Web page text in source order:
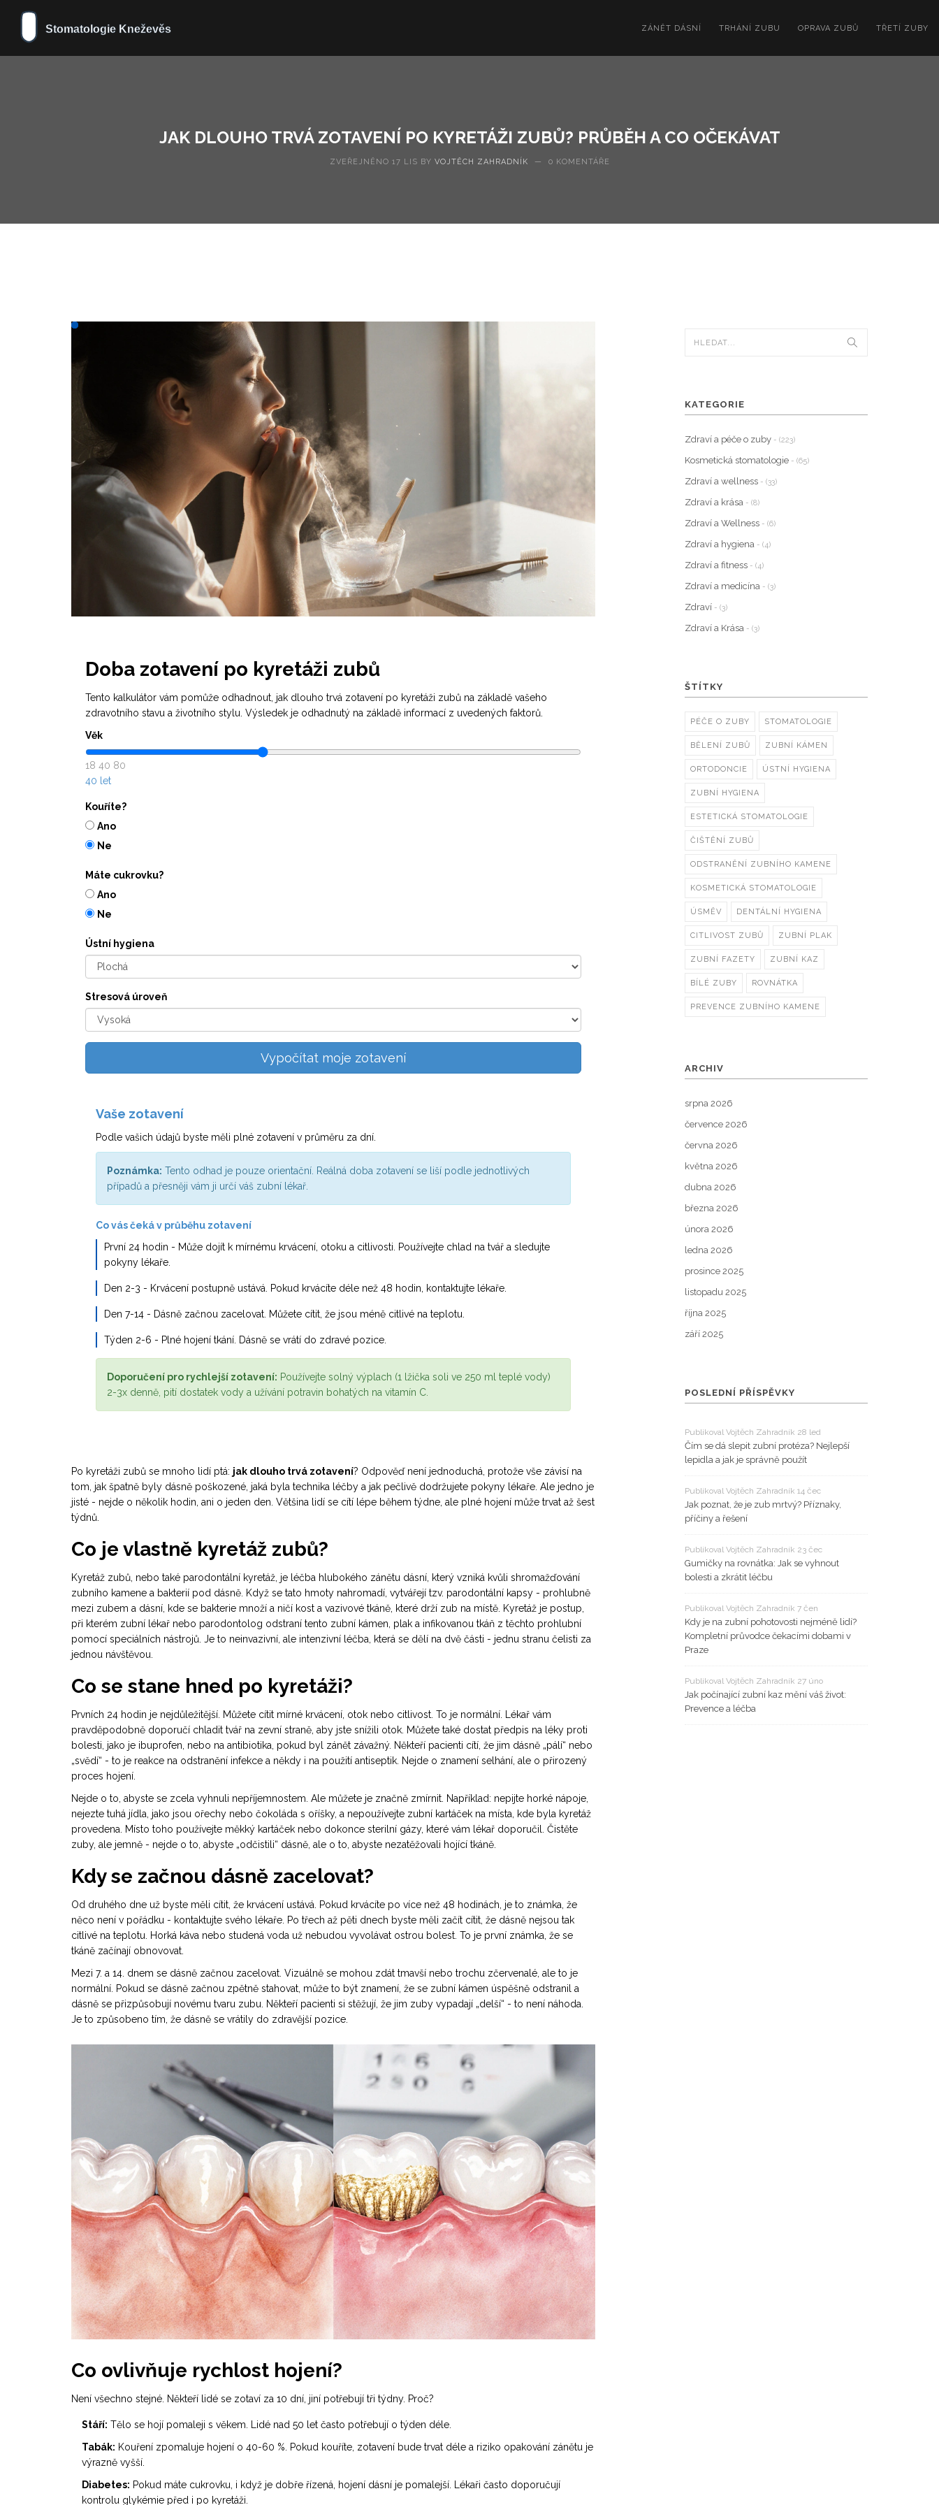
ZÁNĚT DÁSNÍ TRHÁNÍ ZUBU OPRAVA ZUBŮ TŘETÍ ZUBY
JAK DLOUHO TRVÁ ZOTAVENÍ PO KYRETÁŽI ZUBŮ? PRŮBĚH A CO OČEKÁVAT
ZVEŘEJNĚNO 17 LIS BY VOJTĚCH ZAHRADNÍK — 0 KOMENTÁŘE
Doba zotavení po kyretáži zubů
Tento kalkulátor vám pomůže odhadnout, jak dlouho trvá zotavení po kyretáži zubů na základě vašeho
zdravotního stavu a životního stylu. Výsledek je odhadnutý na základě informací z uvedených faktorů.
Věk
18 40 80
40 let
Kouříte?
Ano
Ne
Máte cukrovku?
Ano
Ne
Ústní hygiena
Stresová úroveň
Vypočítat moje zotavení
Vaše zotavení
Podle vašich údajů byste měli plné zotavení v průměru za dní.
Poznámka: Tento odhad je pouze orientační. Reálná doba zotavení se liší podle jednotlivých
případů a přesněji vám ji určí váš zubní lékař.
Co vás čeká v průběhu zotavení
První 24 hodin - Může dojít k mírnému krvácení, otoku a citlivosti. Používejte chlad na tvář a sledujte
pokyny lékaře.
Den 2-3 - Krvácení postupně ustává. Pokud krvácíte déle než 48 hodin, kontaktujte lékaře.
Den 7-14 - Dásně začnou zacelovat. Můžete cítit, že jsou méně citlivé na teplotu.
Týden 2-6 - Plné hojení tkání. Dásně se vrátí do zdravé pozice.
Doporučení pro rychlejší zotavení: Používejte solný výplach (1 lžička soli ve 250 ml teplé vody)
2-3x denně, pití dostatek vody a užívání potravin bohatých na vitamín C.
Po kyretáži zubů se mnoho lidí ptá: jak dlouho trvá zotavení? Odpověď není jednoduchá, protože vše závisí na
tom, jak špatně byly dásně poškozené, jaká byla technika léčby a jak pečlivě dodržujete pokyny lékaře. Ale jedno je
jisté - nejde o několik hodin, ani o jeden den. Většina lidí se cítí lépe během týdne, ale plné hojení může trvat až šest
týdnů.
Co je vlastně kyretáž zubů?
Kyretáž zubů, nebo také parodontální kyretáž, je léčba hlubokého zánětu dásní, který vzniká kvůli shromažďování
zubního kamene a bakterií pod dásně. Když se tato hmoty nahromadí, vytvářejí tzv. parodontální kapsy - prohlubně
mezi zubem a dásní, kde se bakterie množí a ničí kost a vazivové tkáně, které drží zub na místě. Kyretáž je postup,
při kterém zubní lékař nebo parodontolog odstraní tento zubní kámen, plak a infikovanou tkáň z těchto prohlubní
pomocí speciálních nástrojů. Je to neinvazivní, ale intenzivní léčba, která se dělí na dvě části - jednu stranu čelisti za
jednou návštěvou.
Co se stane hned po kyretáži?
Prvních 24 hodin je nejdůležitější. Můžete cítit mírné krvácení, otok nebo citlivost. To je normální. Lékař vám
pravděpodobně doporučí chladit tvář na zevní straně, aby jste snížili otok. Můžete také dostat předpis na léky proti
bolesti, jako je ibuprofen, nebo na antibiotika, pokud byl zánět závažný. Někteří pacienti cítí, že jim dásně „pálí“ nebo
„svědí“ - to je reakce na odstranění infekce a někdy i na použití antiseptik. Nejde o znamení selhání, ale o přirozený
proces hojení.
Nejde o to, abyste se zcela vyhnuli nepříjemnostem. Ale můžete je značně zmírnit. Například: nepijte horké nápoje,
nejezte tuhá jídla, jako jsou ořechy nebo čokoláda s oříšky, a nepoužívejte zubní kartáček na místa, kde byla kyretáž
provedena. Místo toho používejte měkký kartáček nebo dokonce sterilní gázy, které vám lékař doporučil. Čistěte
zuby, ale jemně - nejde o to, abyste „odčistili“ dásně, ale o to, abyste nezatěžovali hojící tkáně.
Kdy se začnou dásně zacelovat?
Od druhého dne už byste měli cítit, že krvácení ustává. Pokud krvácíte po více než 48 hodinách, je to známka, že
něco není v pořádku - kontaktujte svého lékaře. Po třech až pěti dnech byste měli začít cítit, že dásně nejsou tak
citlivé na teplotu. Horká káva nebo studená voda už nebudou vyvolávat ostrou bolest. To je první známka, že se
tkáně začínají obnovovat.
Mezi 7. a 14. dnem se dásně začnou zacelovat. Vizuálně se mohou zdát tmavší nebo trochu zčervenalé, ale to je
normální. Pokud se dásně začnou zpětně stahovat, může to být znamení, že se zubní kámen úspěšně odstranil a
dásně se přizpůsobují novému tvaru zubu. Někteří pacienti si stěžují, že jim zuby vypadají „delší“ - to není náhoda.
Je to způsobeno tím, že dásně se vrátily do zdravější pozice.
Co ovlivňuje rychlost hojení?
Není všechno stejné. Někteří lidé se zotaví za 10 dní, jiní potřebují tři týdny. Proč?
Stáří: Tělo se hojí pomaleji s věkem. Lidé nad 50 let často potřebují o týden déle.
Tabák: Kouření zpomaluje hojení o 40-60 %. Pokud kouříte, zotavení bude trvat déle a riziko opakování zánětu je
výrazně vyšší.
Diabetes: Pokud máte cukrovku, i když je dobře řízená, hojení dásní je pomalejší. Lékaři často doporučují
kontrolu glykémie před i po kyretáži.
KATEGORIE
Zdraví a péče o zuby - (223)
Kosmetická stomatologie - (65)
Zdraví a wellness - (33)
Zdraví a krása - (8)
Zdraví a Wellness - (6)
Zdraví a hygiena - (4)
Zdraví a fitness - (4)
Zdraví a medicína - (3)
Zdraví - (3)
Zdraví a Krása - (3)
ŠTÍTKY
PÉČE O ZUBY STOMATOLOGIE
BĚLENÍ ZUBŮ ZUBNÍ KÁMEN
ORTODONCIE ÚSTNÍ HYGIENA
ZUBNÍ HYGIENA
ESTETICKÁ STOMATOLOGIE
ČIŠTĚNÍ ZUBŮ
ODSTRANĚNÍ ZUBNÍHO KAMENE
KOSMETICKÁ STOMATOLOGIE
ÚSMĚV DENTÁLNÍ HYGIENA
CITLIVOST ZUBŮ ZUBNÍ PLAK
ZUBNÍ FAZETY ZUBNÍ KAZ
BÍLÉ ZUBY ROVNÁTKA
PREVENCE ZUBNÍHO KAMENE
ARCHIV
srpna 2026
července 2026
června 2026
května 2026
dubna 2026
března 2026
února 2026
ledna 2026
prosince 2025
listopadu 2025
října 2025
září 2025
POSLEDNÍ PŘÍSPĚVKY
Publikoval Vojtěch Zahradník 28 led
Čím se dá slepit zubní protéza? Nejlepší
lepidla a jak je správně použít
Publikoval Vojtěch Zahradník 14 čec
Jak poznat, že je zub mrtvý? Příznaky,
příčiny a řešení
Publikoval Vojtěch Zahradník 23 čec
Gumičky na rovnátka: Jak se vyhnout
bolesti a zkrátit léčbu
Publikoval Vojtěch Zahradník 7 čen
Kdy je na zubní pohotovosti nejméně lidí?
Kompletní průvodce čekacími dobami v
Praze
Publikoval Vojtěch Zahradník 27 úno
Jak počínající zubní kaz mění váš život:
Prevence a léčba